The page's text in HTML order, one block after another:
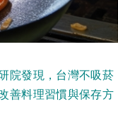
院發現，台灣不吸菸
善料理習慣與保存方